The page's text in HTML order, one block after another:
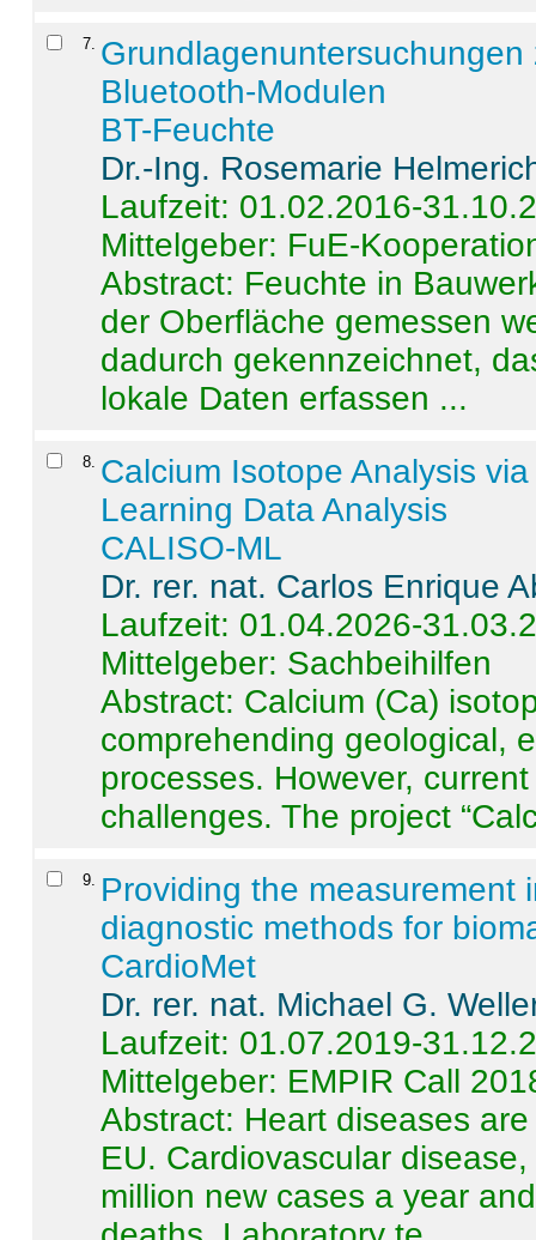
7
Bluetooth-Modulen
BT-Feuchte
Dr.-Ing. Rosemarie
Laufzeit: 01.02.2016-
Mittelgeber: FuE-
Abstract: Feuchte in
der Oberfläche gemessen
dadurch gekennzeichnet,
lokale Daten erfassen ...
8 Calcium Isotope Analysis
Learning Data Analysis
CALISO-ML
Dr. rer. nat. Carlos Enrique
Laufzeit: 01.04.2026-
Mittelgeber: Sachbeihilfen
Abstract: Calcium (Ca)
comprehending geological,
processes. However,
challenges. The project
9
Providing the measurement
diagnostic methods for
CardioMet
Dr. rer. nat. Michael G.
Laufzeit: 01.07.2019-
Mittelgeber: EMPIR Call
Abstract: Heart diseases
EU. Cardiovascular
million new cases a year